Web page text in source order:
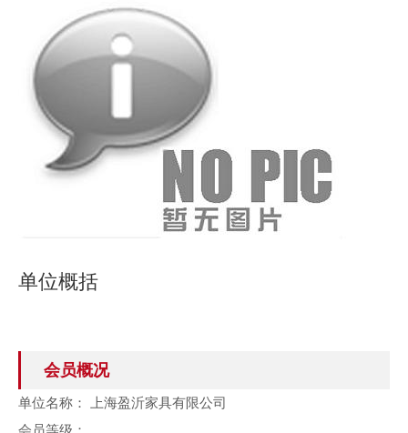
单位概括
会员概况
单位名称：
上海盈沂家具有限公司